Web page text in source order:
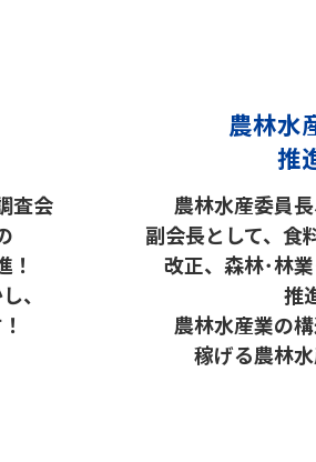
査会
、
農林水
推
農林水産委員
副会長として、食
改正、森林･林
推
農林水産業の構
稼げる農林